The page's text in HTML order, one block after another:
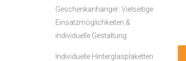
Geschenkanhänger: Vielseitige
Einsatzmöglichkeiten &
individuelle Gestaltung
Individuelle Hinterglasplaketten